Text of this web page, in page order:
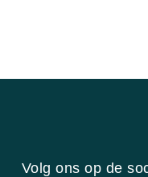
Volg ons op de